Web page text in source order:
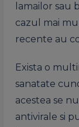
lamailor sau
cazul mai
recente au
Exista o
sanatate
acestea se
antivirale si